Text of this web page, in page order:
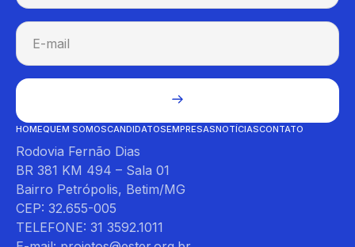
HOMEQUEM SOMOSCANDIDATOSEMPRESASNOTÍCIASCONTATO
Rodovia Fernão Dias
BR 381 KM 494 – Sala 01
Bairro Petrópolis, Betim/MG
CEP: 32.655-005
TELEFONE: 31 3592.1011